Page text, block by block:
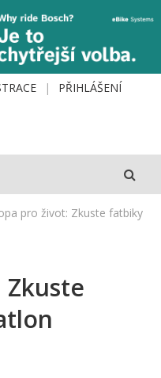
PŘIHLÁŠENÍ
pro život: Zkuste fatbiky